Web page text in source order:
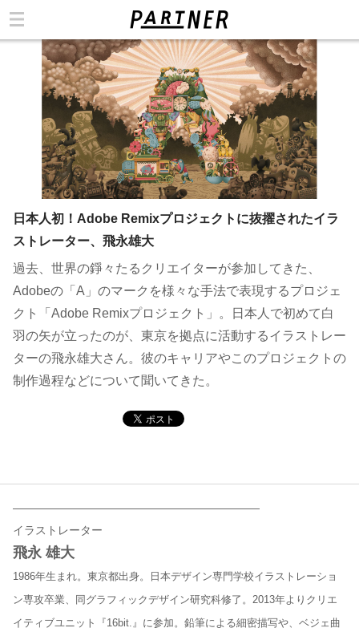
日本人初！Adobe Remixプロジェクトに抜擢されたイラ
ストレーター、飛永雄大
過去、世界の錚々たるクリエイターが参加してきた、
Adobeの「A」のマークを様々な手法で表現するプロジェ
クト「Adobe Remixプロジェクト」。日本人で初めて白
羽の矢が立ったのが、東京を拠点に活動するイラストレー
ターの飛永雄大さん。彼のキャリアやこのプロジェクトの
制作過程などについて聞いてきた。
——————————————————————
イラストレーター
飛永 雄大
1986年生まれ。東京都出身。日本デザイン専門学校イラストレーショ
ン専攻卒業、同グラフィックデザイン研究科修了。2013年よりクリエ
イティブユニット『16bit.』に参加。鉛筆による細密描写や、ベジェ曲